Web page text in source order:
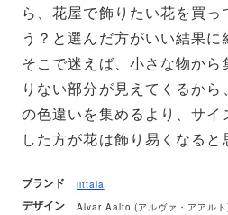
ら、花屋で飾りたい花を買
う？と選んだ方がいい結果
そこで迷えば、小さな物か
りない部分が見えてくるか
の色違いを集めるより、サ
した方が花は飾り易くなると
ブランド iittala
デザイン Alvar Aalto (アルヴァ・アアル